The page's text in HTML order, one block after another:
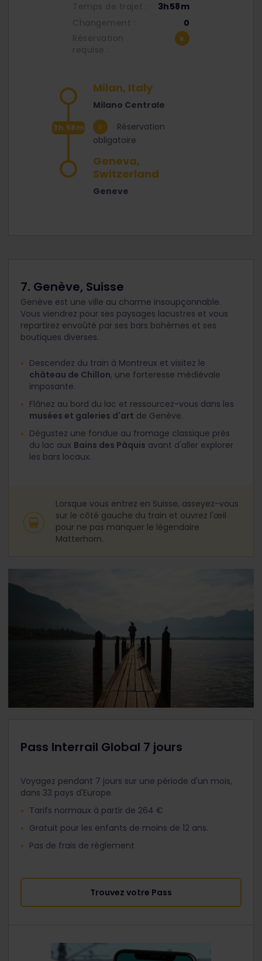
Temps de trajet :
3h58m
Changement :
0
Réservation
requise :
Milan, Italy
Milano Centrale
3h 58m
Réservation
obligatoire
Geneva,
Switzerland
Geneve
7. Genève, Suisse
Genève est une ville au charme insoupçonnable.
Vous viendrez pour ses paysages lacustres et vous
repartirez envoûté par ses bars bohèmes et ses
boutiques diverses.
Descendez du train à Montreux et visitez le
château de Chillon, une forteresse médiévale
imposante.
Flânez au bord du lac et ressourcez-vous dans les
musées et galeries d'art de Genève.
Dégustez une fondue au fromage classique près
du lac aux Bains des Pâquis avant d'aller explorer
les bars locaux.
Lorsque vous entrez en Suisse, asseyez-vous
sur le côté gauche du train et ouvrez l'œil
pour ne pas manquer le légendaire
Matterhorn.
Pass Interrail Global 7 jours
Voyagez pendant 7 jours sur une période d'un mois,
dans 33 pays d'Europe.
Tarifs normaux à partir de 264 €
Gratuit pour les enfants de moins de 12 ans.
Pas de frais de règlement
Trouvez votre Pass